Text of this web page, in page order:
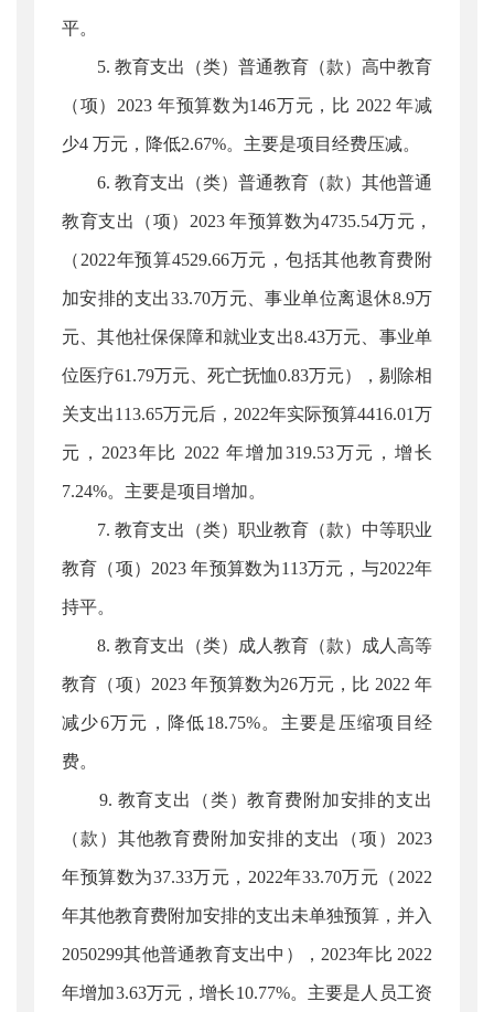
平。
5. 教育支出（类）普通教育（款）高中教育
（项）2023 年预算数为146万元，比 2022 年减
少4 万元，降低2.67%。主要是项目经费压减。
6. 教育支出（类）普通教育（款）其他普通
教育支出（项）2023 年预算数为4735.54万元，
（2022年预算4529.66万元，包括其他教育费附
加安排的支出33.70万元、事业单位离退休8.9万
元、其他社保保障和就业支出8.43万元、事业单
位医疗61.79万元、死亡抚恤0.83万元），剔除相
关支出113.65万元后，2022年实际预算4416.01万
元，2023年比 2022 年增加319.53万元，增长
7.24%。主要是项目增加。
7. 教育支出（类）职业教育（款）中等职业
教育（项）2023 年预算数为113万元，与2022年
持平。
8. 教育支出（类）成人教育（款）成人高等
教育（项）2023 年预算数为26万元，比 2022 年
减少6万元，降低18.75%。主要是压缩项目经
费。
9. 教育支出（类）教育费附加安排的支出
（款）其他教育费附加安排的支出（项）2023
年预算数为37.33万元，2022年33.70万元（2022
年其他教育费附加安排的支出未单独预算，并入
2050299其他普通教育支出中），2023年比 2022
年增加3.63万元，增长10.77%。主要是人员工资